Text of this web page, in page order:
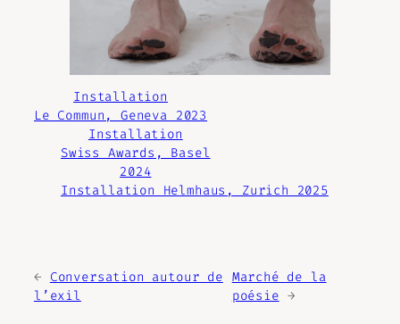
Installation
Le Commun, Geneva 2023
Installation
Swiss Awards, Basel
2024
Installation Helmhaus, Zurich 2025
← Conversation autour de
l’exil
Marché de la
poésie →